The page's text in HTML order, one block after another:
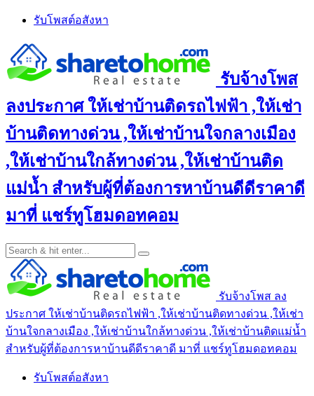
Skip
content
รับโพสต์อสังหา
รับจ้างโพส
ลงประกาศ ให้เช่าบ้านติดรถไฟฟ้า ,ให้เช่า
บ้านติดทางด่วน ,ให้เช่าบ้านใจกลางเมือง
,ให้เช่าบ้านใกล้ทางด่วน ,ให้เช่าบ้านติด
แม่น้ำ สำหรับผู้ที่ต้องการหาบ้านดีดีราคาดี
มาที่ แชร์ทูโฮมดอทคอม
รับจ้างโพส ลง
ประกาศ ให้เช่าบ้านติดรถไฟฟ้า ,ให้เช่าบ้านติดทางด่วน ,ให้เช่า
บ้านใจกลางเมือง ,ให้เช่าบ้านใกล้ทางด่วน ,ให้เช่าบ้านติดแม่น้ำ
สำหรับผู้ที่ต้องการหาบ้านดีดีราคาดี มาที่ แชร์ทูโฮมดอทคอม
รับโพสต์อสังหา